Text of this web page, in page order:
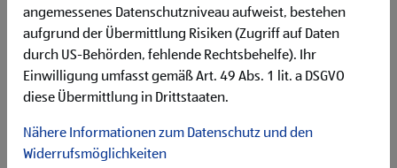
angemessenes Datenschutzniveau aufweist, bestehen
aufgrund der Übermittlung Risiken (Zugriff auf Daten
durch US-Behörden, fehlende Rechtsbehelfe). Ihr
Einwilligung umfasst gemäß Art. 49 Abs. 1 lit. a DSGVO
diese Übermittlung in Drittstaaten.
Nähere Informationen zum Datenschutz und den
Widerrufsmöglichkeiten